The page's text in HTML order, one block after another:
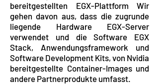
bereitgestellten EGX-Plattform Wir
gehen davon aus, dass die zugrunde
liegende Hardware EGX-Server
verwendet und die Software EGX
Stack, Anwendungsframework und
Software Development Kits, von Nvidia
bereitgestellte Container-Images und
andere Partnerprodukte umfasst.